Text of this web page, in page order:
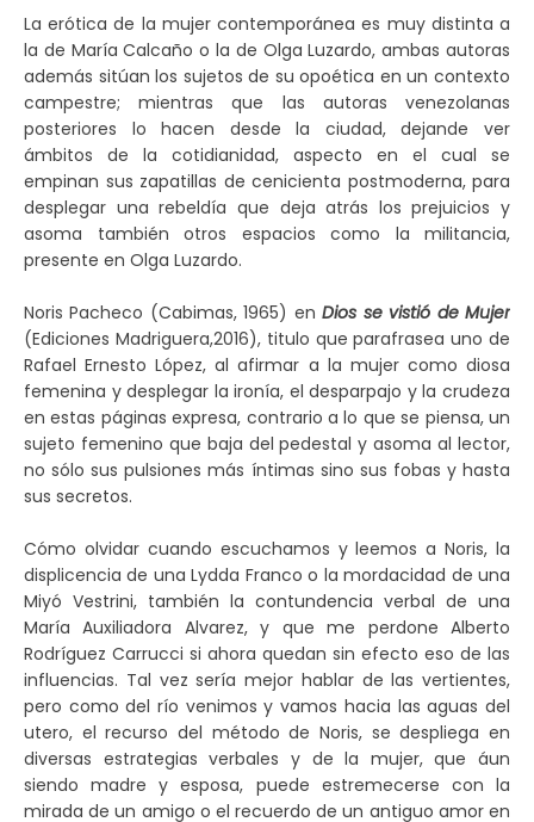
La erótica de la mujer contemporánea es muy distinta a
la de María Calcaño o la de Olga Luzardo, ambas autoras
además sitúan los sujetos de su opoética en un contexto
campestre; mientras que las autoras venezolanas
posteriores lo hacen desde la ciudad, dejande ver
ámbitos de la cotidianidad, aspecto en el cual se
empinan sus zapatillas de cenicienta postmoderna, para
desplegar una rebeldía que deja atrás los prejuicios y
asoma también otros espacios como la militancia,
presente en Olga Luzardo.
Noris Pacheco (Cabimas, 1965) enDios se vistió de Mujer
(Ediciones Madriguera,2016), titulo que parafrasea uno de
Rafael Ernesto López, al afirmar a la mujer como diosa
femenina y desplegar la ironía, el desparpajo y la crudeza
en estas páginas expresa, contrario a lo que se piensa, un
sujeto femenino que baja del pedestal y asoma al lector,
no sólo sus pulsiones más íntimas sino sus fobas y hasta
sus secretos.
Cómo olvidar cuando escuchamos y leemos a Noris, la
displicencia de una Lydda Franco o la mordacidad de una
Miyó Vestrini, también la contundencia verbal de una
María Auxiliadora Alvarez, y que me perdone Alberto
Rodríguez Carrucci si ahora quedan sin efecto eso de las
influencias. Tal vez sería mejor hablar de las vertientes,
pero como del río venimos y vamos hacia las aguas del
utero, el recurso del método de Noris, se despliega en
diversas estrategias verbales y de la mujer, que áun
siendo madre y esposa, puede estremecerse con la
mirada de un amigo o el recuerdo de un antiguo amor en